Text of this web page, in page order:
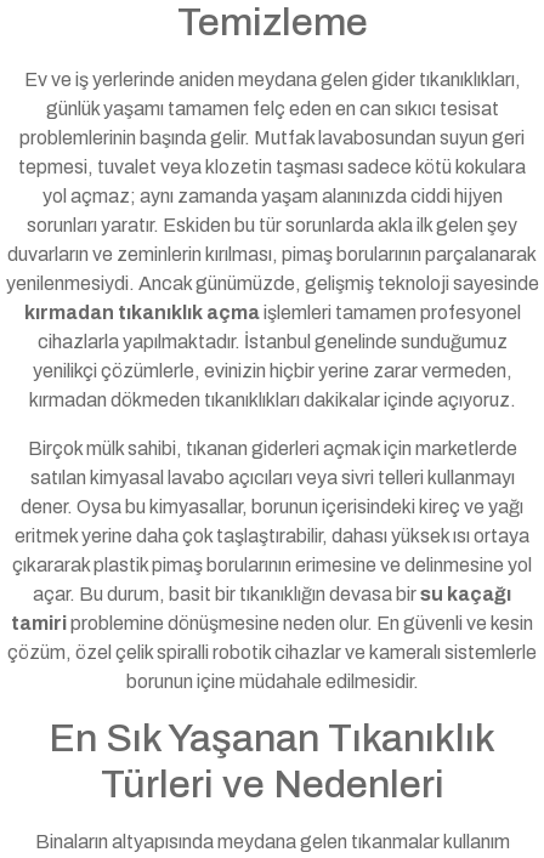
Temizleme
Ev ve iş yerlerinde aniden meydana gelen gider tıkanıklıkları,
günlük yaşamı tamamen felç eden en can sıkıcı tesisat
problemlerinin başında gelir. Mutfak lavabosundan suyun geri
tepmesi, tuvalet veya klozetin taşması sadece kötü kokulara
yol açmaz; aynı zamanda yaşam alanınızda ciddi hijyen
sorunları yaratır. Eskiden bu tür sorunlarda akla ilk gelen şey
duvarların ve zeminlerin kırılması, pimaş borularının parçalanarak
yenilenmesiydi. Ancak günümüzde, gelişmiş teknoloji sayesinde
kırmadan tıkanıklık açmaişlemleri tamamen profesyonel
cihazlarla yapılmaktadır. İstanbul genelinde sunduğumuz
yenilikçi çözümlerle, evinizin hiçbir yerine zarar vermeden,
kırmadan dökmeden tıkanıklıkları dakikalar içinde açıyoruz.
Birçok mülk sahibi, tıkanan giderleri açmak için marketlerde
satılan kimyasal lavabo açıcıları veya sivri telleri kullanmayı
dener. Oysa bu kimyasallar, borunun içerisindeki kireç ve yağı
eritmek yerine daha çok taşlaştırabilir, dahası yüksek ısı ortaya
çıkararak plastik pimaş borularının erimesine ve delinmesine yol
açar. Bu durum, basit bir tıkanıklığın devasa birsu kaçağı
tamiriproblemine dönüşmesine neden olur. En güvenli ve kesin
çözüm, özel çelik spiralli robotik cihazlar ve kameralı sistemlerle
borunun içine müdahale edilmesidir.
En Sık Yaşanan Tıkanıklık
Türleri ve Nedenleri
Binaların altyapısında meydana gelen tıkanmalar kullanım